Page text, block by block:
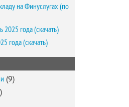
на Финуслугах (по
2025 года (скачать)
года (скачать)
(9)